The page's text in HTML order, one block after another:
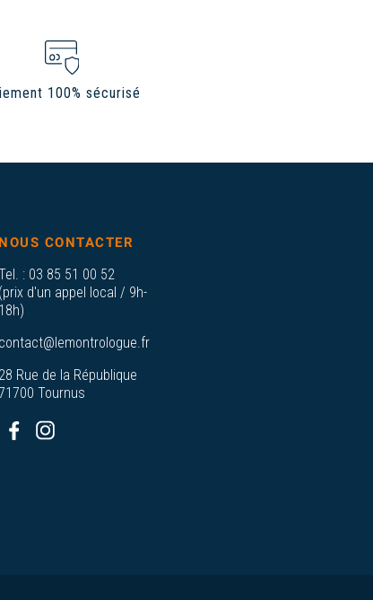
100% sécurisé
NOUS CONTACTER
: 03 85 51 00 52
(prix d'un appel local / 9h-
18h)
contact@lemontrologue.fr
28 Rue de la République
Tournus